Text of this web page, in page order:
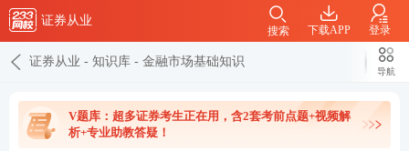
证券从业
下载APP 登录
搜索
证券从业 - 知识库 - 金融市场基础知识
导航
V题库：超多证券考生正在用，含2套考前点题+视频解
析+专业助教答疑！